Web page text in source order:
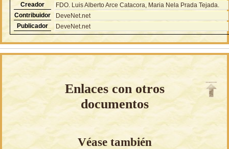
Creador
FDO. Luis Alberto Arce Catacora, Maria Nela Prada Tejada.
Contribuidor
DeveNet.net
Publicador
DeveNet.net
Enlaces con otros
documentos
Véase también